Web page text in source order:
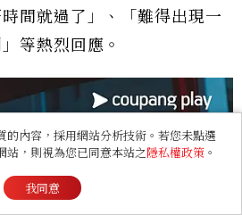
間就過了」、「難得出現一
等熱烈回應。
的內容，採用網站分析技術。若您未點選
站，則視為您已同意本站之隱私權政策 。
我同意